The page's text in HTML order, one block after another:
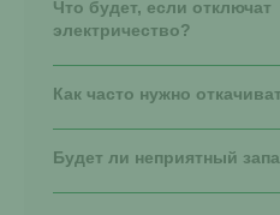
Что будет, если отключат
электричество?
Как часто нужно
Будет ли неприятный